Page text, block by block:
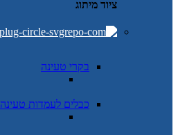
ציוד מיתוג
בקרי טעינה
כבלים לעמדות טעינה